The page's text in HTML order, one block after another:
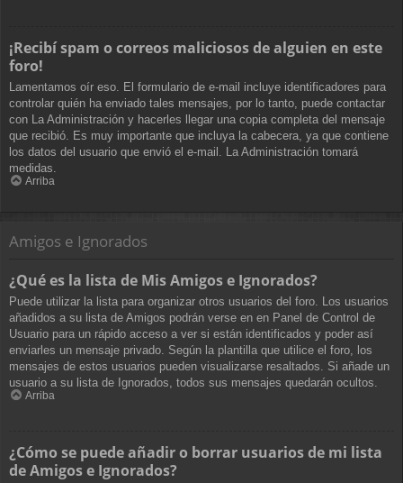
¡Recibí spam o correos maliciosos de alguien en este
foro!
Lamentamos oír eso. El formulario de e-mail incluye identificadores para
controlar quién ha enviado tales mensajes, por lo tanto, puede contactar
con La Administración y hacerles llegar una copia completa del mensaje
que recibió. Es muy importante que incluya la cabecera, ya que contiene
los datos del usuario que envió el e-mail. La Administración tomará
medidas.
Arriba
Amigos e Ignorados
¿Qué es la lista de Mis Amigos e Ignorados?
Puede utilizar la lista para organizar otros usuarios del foro. Los usuarios
añadidos a su lista de Amigos podrán verse en en Panel de Control de
Usuario para un rápido acceso a ver si están identificados y poder así
enviarles un mensaje privado. Según la plantilla que utilice el foro, los
mensajes de estos usuarios pueden visualizarse resaltados. Si añade un
usuario a su lista de Ignorados, todos sus mensajes quedarán ocultos.
Arriba
¿Cómo se puede añadir o borrar usuarios de mi lista
de Amigos e Ignorados?